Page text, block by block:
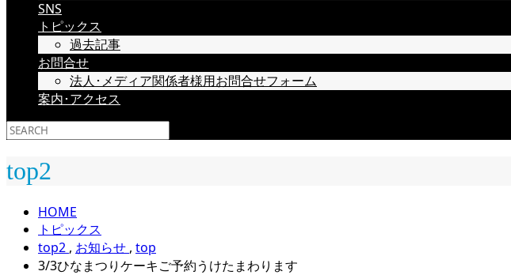
SNS
トピックス
過去記事
お問合せ
法人･メディア関係者様用お問合せフォーム
案内･アクセス
top2
HOME
トピックス
top2 , お知らせ , top
3/3ひなまつりケーキご予約うけたまわります